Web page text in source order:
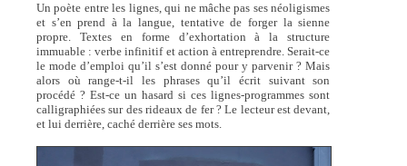
Un poète entre les lignes, qui ne mâche pas ses néoligismes
et s’en prend à la langue, tentative de forger la sienne
propre. Textes en forme d’exhortation à la structure
immuable : verbe infinitif et action à entreprendre. Serait-ce
le mode d’emploi qu’il s’est donné pour y parvenir ? Mais
alors où range-t-il les phrases qu’il écrit suivant son
procédé ? Est-ce un hasard si ces lignes-programmes sont
calligraphiées sur des rideaux de fer ? Le lecteur est devant,
et lui derrière, caché derrière ses mots.